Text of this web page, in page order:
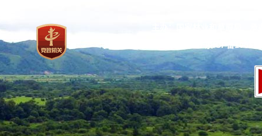
京ICP备